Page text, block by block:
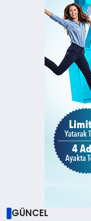
GÜNCEL